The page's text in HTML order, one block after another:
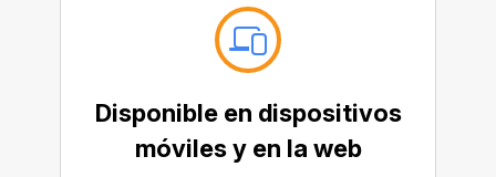
Disponible en dispositivos
móviles y en la web